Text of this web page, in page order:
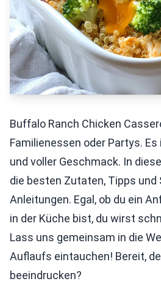
Buffalo Ranch Chicken
Familienessen oder Partys.
und voller Geschmack. In
die besten Zutaten, Tipps
Anleitungen. Egal, ob du ein
in der Küche bist, du wirst
Lass uns gemeinsam in die
Auflaufs eintauchen! Bereit,
beeindrucken?